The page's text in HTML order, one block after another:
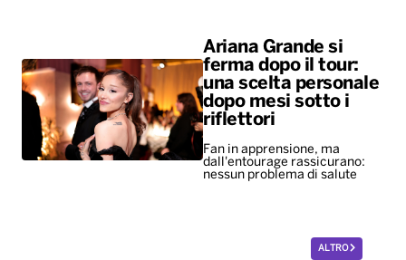
Ariana Grande si
ferma dopo il tour:
una scelta personale
dopo mesi sotto i
riflettori
Fan in apprensione, ma
dall'entourage rassicurano:
nessun problema di salute
ALTRO